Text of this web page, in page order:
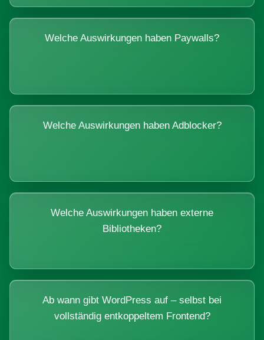
Welche Auswirkungen haben Paywalls?
Welche Auswirkungen haben Adblocker?
Welche Auswirkungen haben externe
Bibliotheken?
Ab wann gibt WordPress auf – selbst bei
vollständig entkoppeltem Frontend?